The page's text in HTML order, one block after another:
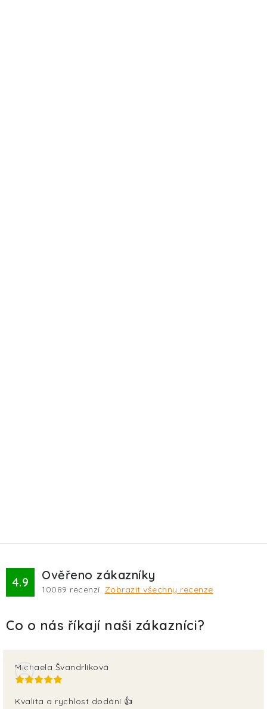
4.9 Ověřeno zákazníky
10089 recenzí. Zobrazit všechny recenze
Michaela Švandrlíková
Kvalita a rychlost dodání 👍